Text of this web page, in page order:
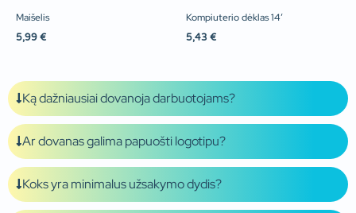
Maišelis
5,99 €
Kompiuterio dėklas 14′
5,43 €
Ką dažniausiai dovanoja darbuotojams?
Ar dovanas galima papuošti logotipu?
Koks yra minimalus užsakymo dydis?